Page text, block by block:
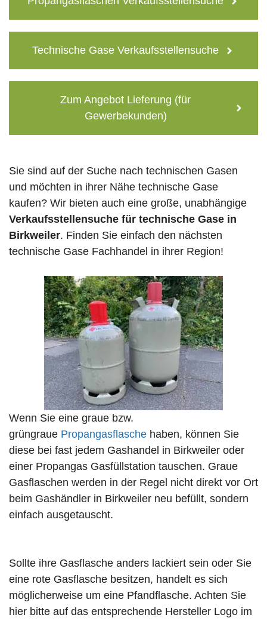
Technische Gase Verkaufsstellensuche
Zum Angebot Lieferung (für
Gewerbekunden)
Sie sind auf der Suche nach technischen Gasen
und möchten in ihrer Nähe technische Gase
kaufen? Wir bieten auch eine große, unabhängige
Verkaufsstellensuche für technische Gase in
Birkweiler. Finden Sie einfach den nächsten
technische Gase Fachhandel in ihrer Region!
Wenn Sie eine graue bzw.
grüngraue Propangasflasche haben, können Sie
diese bei fast jedem Gashandel in Birkweiler oder
einer Propangas Gasfüllstation tauschen. Graue
Gasflaschen werden in der Regel nicht direkt vor Ort
beim Gashändler in Birkweiler neu befüllt, sondern
einfach ausgetauscht.
Sollte ihre Gasflasche anders lackiert sein oder Sie
eine rote Gasflasche besitzen, handelt es sich
möglicherweise um eine Pfandflasche. Achten Sie
hier bitte auf das entsprechende Hersteller Logo im